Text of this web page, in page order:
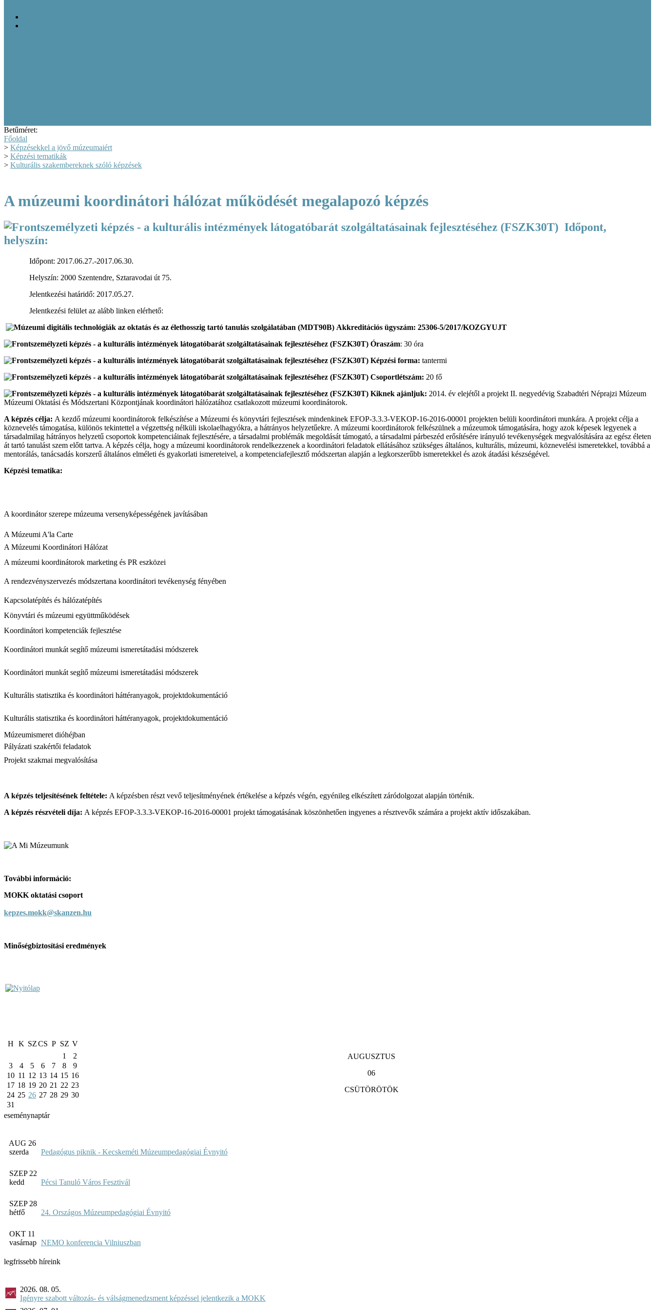
Betűméret:
Főoldal
> Képzésekkel a jövő múzeumaiért
> Képzési tematikák
> Kulturális szakembereknek szóló képzések
A múzeumi koordinátori hálózat működését megalapozó képzés
Időpont,
helyszín:
Időpont: 2017.06.27.-2017.06.30.
Helyszín: 2000 Szentendre, Sztaravodai út 75.
Jelentkezési határidő: 2017.05.27.
Jelentkezési felület az alább linken elérhető:
Akkreditációs ügyszám: 25306-5/2017/KOZGYUJT
Óraszám: 30 óra
Képzési forma: tantermi
Csoportlétszám: 20 fő
Kiknek ajánljuk: 2014. év elejétől a projekt II. negyedévig Szabadtéri Néprajzi Múzeum
Múzeumi Oktatási és Módszertani Központjának koordinátori hálózatához csatlakozott múzeumi koordinátorok.
A képzés célja: A kezdő múzeumi koordinátorok felkészítése a Múzeumi és könyvtári fejlesztések mindenkinek EFOP-3.3.3-VEKOP-16-2016-00001 projekten belüli koordinátori munkára. A projekt célja a
köznevelés támogatása, különös tekintettel a végzettség nélküli iskolaelhagyókra, a hátrányos helyzetűekre. A múzeumi koordinátorok felkészülnek a múzeumok támogatására, hogy azok képesek legyenek a
társadalmilag hátrányos helyzetű csoportok kompetenciáinak fejlesztésére, a társadalmi problémák megoldását támogató, a társadalmi párbeszéd erősítésére irányuló tevékenységek megvalósítására az egész életen
át tartó tanulást szem előtt tartva. A képzés célja, hogy a múzeumi koordinátorok rendelkezzenek a koordinátori feladatok ellátásához szükséges általános, kulturális, múzeumi, köznevelési ismeretekkel, továbbá a
mentorálás, tanácsadás korszerű általános elméleti és gyakorlati ismereteivel, a kompetenciafejlesztő módszertan alapján a legkorszerűbb ismeretekkel és azok átadási készségével.
Képzési tematika:
A koordinátor szerepe múzeuma versenyképességének javításában
A Múzeumi A'la Carte
A Múzeumi Koordinátori Hálózat
A múzeumi koordinátorok marketing és PR eszközei
A rendezvényszervezés módszertana koordinátori tevékenység fényében
Kapcsolatépítés és hálózatépítés
Könyvtári és múzeumi együttműködések
Koordinátori kompetenciák fejlesztése
Koordinátori munkát segítő múzeumi ismeretátadási módszerek
Koordinátori munkát segítő múzeumi ismeretátadási módszerek
Kulturális statisztika és koordinátori háttéranyagok, projektdokumentáció
Kulturális statisztika és koordinátori háttéranyagok, projektdokumentáció
Múzeumismeret dióhéjban
Pályázati szakértői feladatok
Projekt szakmai megvalósítása
A képzés teljesítésének feltétele: A képzésben részt vevő teljesítményének értékelése a képzés végén, egyénileg elkészített záródolgozat alapján történik.
A képzés részvételi díja: A képzés EFOP-3.3.3-VEKOP-16-2016-00001 projekt támogatásának köszönhetően ingyenes a résztvevők számára a projekt aktív időszakában.
További információ:
MOKK oktatási csoport
kepzes.mokk@skanzen.hu
Minőségbiztosítási eredmények
H K SZCS P SZ V
1
2
3
4 5 6 7 8
9
10 11 12 13 14 15 16
17 18 19 20 21 22 23
24 25 26 27 28 29 30
31
AUGUSZTUS
06
CSÜTÖRÖTÖK
eseménynaptár
AUG 26
szerda
Pedagógus piknik - Kecskeméti Múzeumpedagógiai Évnyitó
SZEP 22
kedd
Pécsi Tanuló Város Fesztivál
SZEP 28
hétfő
24. Országos Múzeumpedagógiai Évnyitó
OKT 11
vasárnap NEMO konferencia Vilniuszban
legfrissebb híreink
2026. 08. 05.
Igényre szabott változás- és válságmenedzsment képzéssel jelentkezik a MOKK